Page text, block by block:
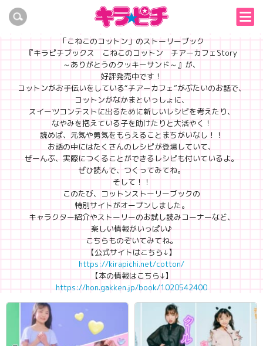
試し読みもできる♪「こねこのコットン」ストーリーブックの公式サイトが
オープン！
『キラピチ』の読者参加企画から生まれたキャラクター、
「こねこのコットン」のストーリーブック
『キラピチブックス こねこのコットン チアーカフェStory
～ありがとうのクッキーサンド～』が、
好評発売中です！
コットンがお手伝いをしている“チアーカフェ”がぶたいのお話で、
コットンがなかまといっしょに、
スイーツコンテストに出るために新しいレシピを考えたり、
なやみを抱えている子を助けたりと大活やく！
読めば、元気や勇気をもらえることまちがいなし！！
お話の中にはたくさんのレシピが登場していて、
ぜーんぶ、実際につくることができるレシピも付いているよ。
ぜひ読んで、つくってみてね。
そして！！
このたび、コットンストーリーブックの
特別サイトがオープンしました。
キャラクター紹介やストーリーのお試し読みコーナーなど、
楽しい情報がいっぱい♪
こちらものぞいてみてね。
【公式サイトはこちら↓】
https://kirapichi.net/cotton/
【本の情報はこちら↓】
https://hon.gakken.jp/book/1020542400